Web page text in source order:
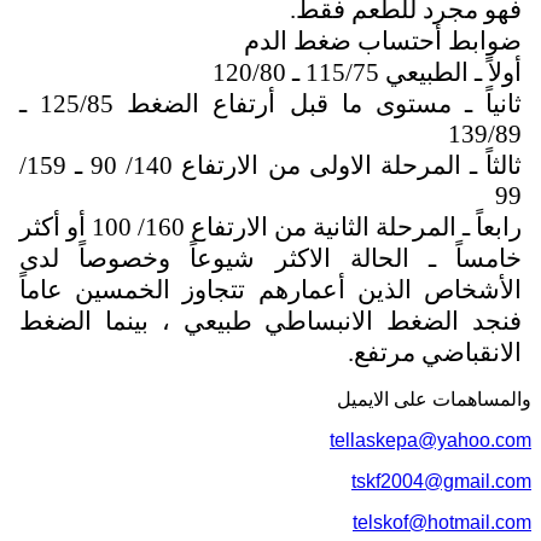
فهو مجرد للطعم فقط.
ضوابط أحتساب ضغط الدم
أولاً ـ الطبيعي 115/75 ـ 120/80
ثانياً ـ مستوى ما قبل أرتفاع الضغط 125/85 ـ
139/89
ثالثاً ـ المرحلة الاولى من الارتفاع 140/ 90 ـ 159/
99
رابعاً ـ المرحلة الثانية من الارتفاع 160/ 100 أو أكثر
خامساً ـ الحالة الاكثر شيوعاً وخصوصاً لدى
الأشخاص الذين أعمارهم تتجاوز الخمسين عاماً
فنجد الضغط الانبساطي طبيعي ، بينما الضغط
الانقباضي مرتفع.
والمساهمات علی الایمیل
tellaskepa@yahoo.com
tskf2004@gmail.com
telskof@hotmail.com